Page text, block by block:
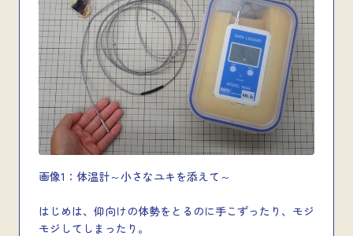
画像1：体温計～小さなユキを添えて～
はじめは、仰向けの体勢をとるのに手こずったり、モジ
モジしてしまったり。